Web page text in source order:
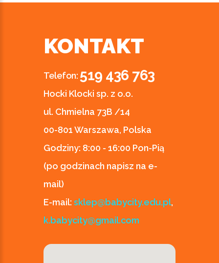
KONTAKT
Telefon: 519 436 763
Hocki Klocki sp. z o.o.
ul. Chmielna 73B /14
00-801 Warszawa, Polska
Godziny: 8:00 - 16:00 Pon-Pią
(po godzinach napisz na e-
mail)
E-mail: sklep@babycity.edu.pl,
k.babycity@gmail.com